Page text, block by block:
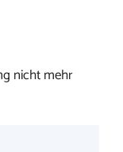
nicht mehr